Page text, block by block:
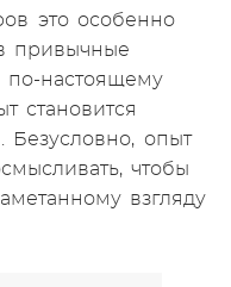
это особенно
привычные
по-настоящему
становится
опыт
чтобы
взгляду